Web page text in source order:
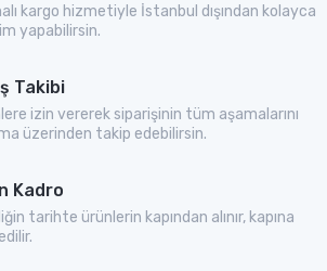
kargo hizmetiyle İstanbul dışından kolayca
yapabilirsin.
Takibi
izin vererek siparişinin tüm aşamalarını
üzerinden takip edebilirsin.
Kadro
tarihte ürünlerin kapından alınır, kapına